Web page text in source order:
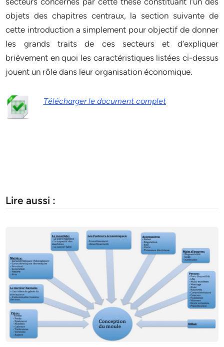
objets des chapitres centraux, la section suivante de
cette introduction a simplement pour objectif de donner
les grands traits de ces secteurs et d’expliquer
brièvement en quoi les caractéristiques listées ci-dessus
jouent un rôle dans leur organisation économique.
Télécharger le document complet
Lire aussi :